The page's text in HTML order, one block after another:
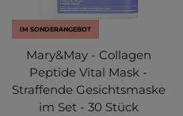
IM SONDERANGEBOT
Mary&May - Collagen
Peptide Vital Mask -
Straffende Gesichtsmaske
im Set - 30 Stück